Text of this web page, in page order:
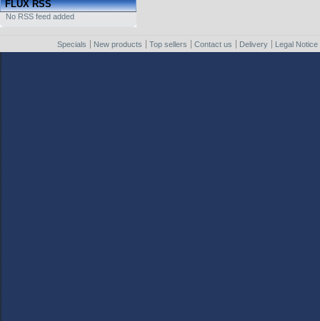
FLUX RSS
No RSS feed added
Specials New products Top sellers Contact us Delivery Legal Notice